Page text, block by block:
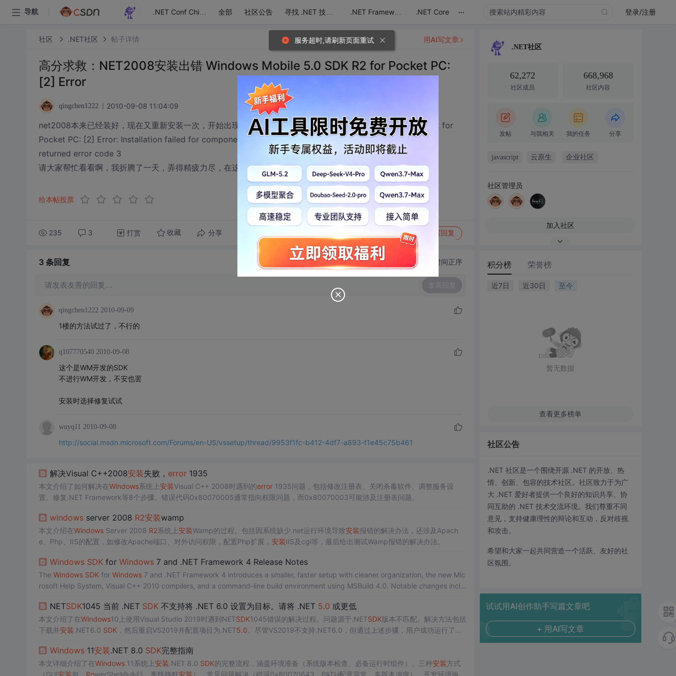
导航 .NET Conf China 全部 社区公告 寻找 .NET 技术达人 .NET Framework .NET Core ... 登录/注册
社区 .NET社区 帖子详情
高分求救：NET2008安装出错 Windows Mobile 5.0 SDK R2 for Pocket PC:
[2] Error
qingchen1222 2010-09-08 11:04:09
net2008本来已经装好，现在又重新安装一次，开始出现一个以前没碰到的错误， Windows Mobile 5.0 SDK R2 for
Pocket PC: [2] Error: Installation failed for component Windows Mobile 5.0 SDK R2 for Pocket PC. MSI
returned error code 3
请大家帮忙看看啊，我折腾了一天，弄得精疲力尽，在这向高手请教
给本帖投票
235 3 打赏 收藏 分享 写回复
用AI写文章
3 条回复 切换为时间正序
请发表友善的回复… 发表回复
qingchen1222 2010-09-09
1楼的方法试过了，不行的
q107770540 2010-09-08
这个是WM开发的SDK
不进行WM开发，不安也罢
安装时选择修复试试
wuyq11 2010-09-08
http://social.msdn.microsoft.com/Forums/en-US/vssetup/thread/9953f1fc-b412-4df7-a893-f1e45c75b461
解决Visual C++2008安装失败， error1935
本文介绍了如何解决在Windows系统上安装Visual C++ 2008时遇到的error1935问题，包括修改注册表、关闭杀毒软件、调整服务设
置、修复.NET Framework等8个步骤。错误代码0x80070005通常指向权限问题，而0x80070003可能涉及注册表问题。
windowsserver 2008 R2安装wamp
本文介绍在WindowsServer 2008 R2系统上安装Wamp的过程。包括因系统缺少.net运行环境导致安装报错的解决办法，还涉及Apach
e、Php、IIS的配置，如修改Apache端口、对外访问权限，配置Php扩展， 安装IIS及cgi等，最后给出测试Wamp报错的解决办法。
Windows SDKfor Windows7 and .NET Framework 4 Release Notes
The Windows SDK for Windows7 and .NET Framework 4 introduces a smaller, faster setup with cleaner organization, the new Mic
rosoft Help System, Visual C++ 2010 compilers, and a command-line build environment using MSBuild 4.0. Notable changes inclu
s, the Microsoft Help Viewer,SDKtools, and sample build errors. 73743769,6874627,理解网络爬虫：通用爬虫迷你框架设计,['网络爬
虫', '基础', '大数据', 'Python']
NETSDK1045 当前 .NET SDK不支持将 .NET 6.0 设置为目标。请将 .NET 5.0 或更低
本文介绍了在Windows10上使用Visual Studio 2019时遇到NETSDK1045错误的解决过程。问题源于.NETSDK版本不匹配。解决方法包括
下载并安装 .NET6.0 SDK ，然后重启VS2019并配置项目为.NET5.0 。尽管VS2019不支持.NET6.0，但通过上述步骤，用户成功运行了示
Windows11安装.NET 8.0 SDK完整指南
本文详细介绍了在Windows11系统上安装 .NET 8.0 SDK的完整流程，涵盖环境准备（系统版本检查、必备运行时组件）、三种安装方式
（GUI安装包、 PowerShell命令行、离线静默安装 ）、常见问题解决（错误0x80070643、PATH配置异常、多版本冲突）、开发环境验证
.NET社区
62,272
社区成员
668,968
社区内容
发帖 与我相关 我的任务 分享
javascript 云原生 企业社区
社区管理员
加入社区
积分榜 荣誉榜
近7日 近30日 至今
暂无数据
查看更多榜单
社区公告
.NET 社区是一个围绕开源 .NET 的开放、热
情、创新、包容的技术社区。社区致力于为广
大 .NET 爱好者提供一个良好的知识共享、协
同互助的 .NET 技术交流环境。我们尊重不同
意见，支持健康理性的辩论和互动，反对歧视
和攻击。
希望和大家一起共同营造一个活跃、友好的社
区氛围。
试试用AI创作助手写篇文章吧
+ 用AI写文章
服务超时,请刷新页面重试